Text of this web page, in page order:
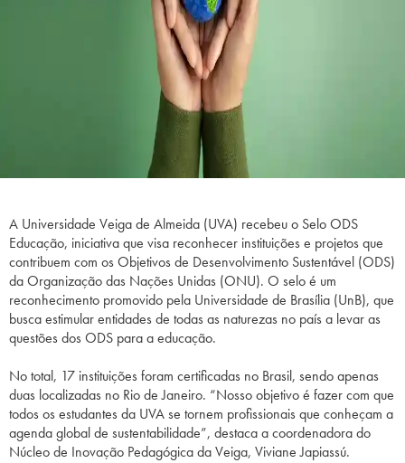
A Universidade Veiga de Almeida (UVA) recebeu o Selo ODS
Educação, iniciativa que visa reconhecer instituições e projetos que
contribuem com os Objetivos de Desenvolvimento Sustentável (ODS)
da Organização das Nações Unidas (ONU). O selo é um
reconhecimento promovido pela Universidade de Brasília (UnB), que
busca estimular entidades de todas as naturezas no país a levar as
questões dos ODS para a educação.
No total, 17 instituições foram certificadas no Brasil, sendo apenas
duas localizadas no Rio de Janeiro. “Nosso objetivo é fazer com que
todos os estudantes da UVA se tornem profissionais que conheçam a
agenda global de sustentabilidade”, destaca a coordenadora do
Núcleo de Inovação Pedagógica da Veiga, Viviane Japiassú.